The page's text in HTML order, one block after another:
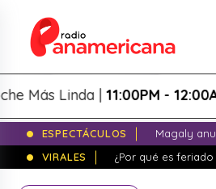
Linda |11:00PM - 12:00AM
ESPECTÁCULOS
Magaly
VIRALES
¿Por qué es